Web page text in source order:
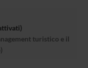
turistico e il